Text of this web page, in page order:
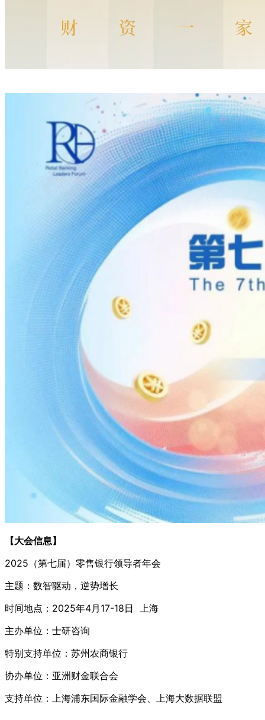
【大会信息】
2025（第七届）零售银行领导者年会
主题：数智驱动，逆势增长
时间地点：2025年4月17-18日 上海
主办单位：士研咨询
特别支持单位：苏州农商银行
协办单位：亚洲财金联合会
支持单位：上海浦东国际金融学会、上海大数据联盟